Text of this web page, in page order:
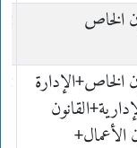
الخاص
الخاص+الإدارة
الأعمال+